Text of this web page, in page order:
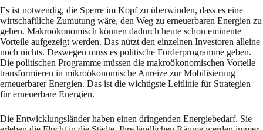
Es ist notwendig, die Sperre im Kopf zu überwinden, dass es eine
wirtschaftliche Zumutung wäre, den Weg zu erneuerbaren Energien zu
gehen. Makroökonomisch können dadurch heute schon eminente
Vorteile aufgezeigt werden. Das nützt den einzelnen Investoren alleine
noch nichts. Deswegen muss es politische Förderprogramme geben.
Die politischen Programme müssen die makroökonomischen Vorteile
transformieren in mikroökonomische Anreize zur Mobilisierung
erneuerbarer Energien. Das ist die wichtigste Leitlinie für Strategien
für erneuerbare Energien.
Die Entwicklungsländer haben einen dringenden Energiebedarf. Sie